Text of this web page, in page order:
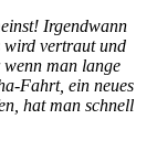
Irgendwann
wird vertraut und
man lange
Fahrt, ein neues
hat man schnell